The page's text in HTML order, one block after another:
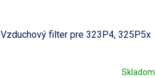
Vzduchový filter pre 323P4, 325P5x
Skladom